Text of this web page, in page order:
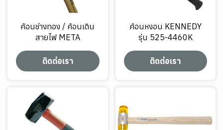
ค้อนช่างทอง / ค้อนเดิน
สายไฟ META
ติดต่อเรา
ค้อนหงอน KENNEDY
รุ่น 525-4460K
ติดต่อเรา